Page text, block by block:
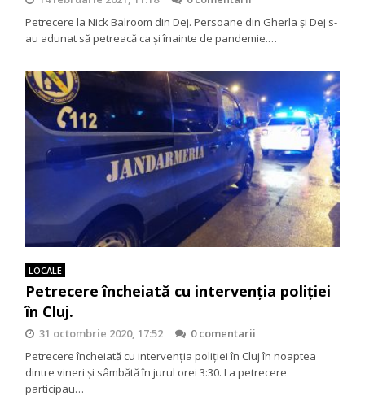
Petrecere la Nick Balroom din Dej. Persoane din Gherla și Dej s-
au adunat să petreacă ca și înainte de pandemie.…
LOCALE
Petrecere încheiată cu intervenția poliției
în Cluj.
31 octombrie 2020, 17:52
0 comentarii
Petrecere încheiată cu intervenția poliției în Cluj în noaptea
dintre vineri și sâmbătă în jurul orei 3:30. La petrecere
participau…